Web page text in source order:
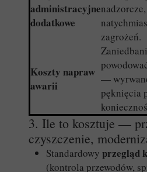
administracyjne
dodatkowe
zagrożeń.
Koszty napraw
awarii
—
pęknięcia
3. Ile to kosztuje —
czyszczenie,
Standardowy przegląd
(kontrola przewodów,